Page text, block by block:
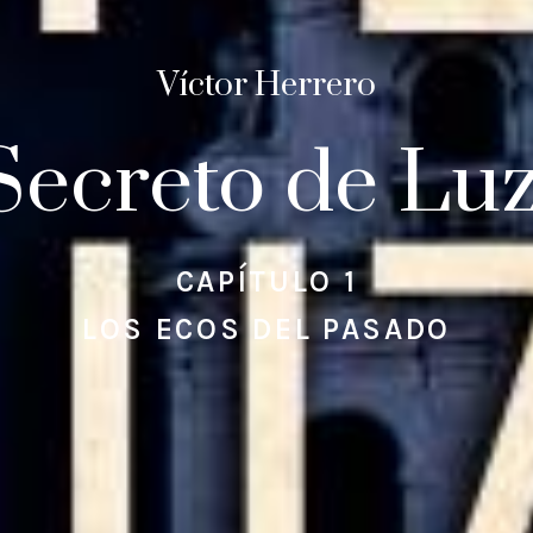
Víctor Herrero
de
CAPÍTULO 1
LOS ECOS DEL PASADO